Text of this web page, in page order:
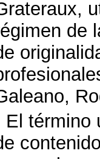
de
El término